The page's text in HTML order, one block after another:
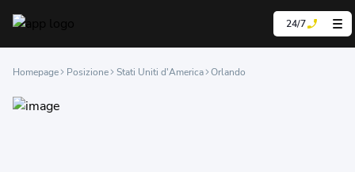
24/7
Homepage Posizione Stati Uniti d'America Orlando